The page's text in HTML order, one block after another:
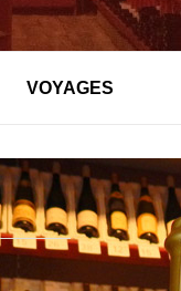
VOYAGES